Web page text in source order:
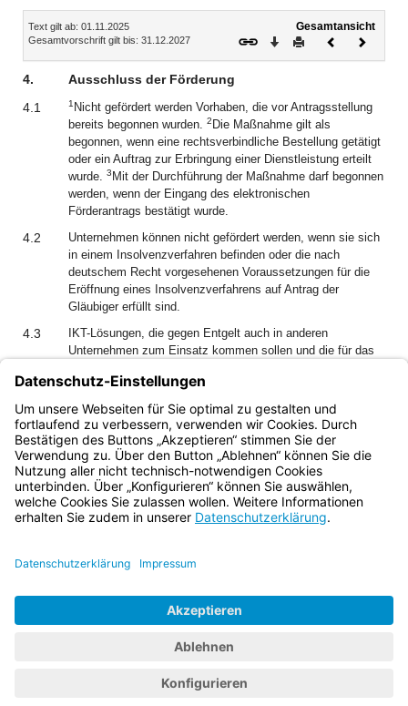
Inhalt
Text gilt ab: 01.11.2025
Gesamtvorschrift gilt bis: 31.12.2027
Gesamtansicht
Download
DruckenVorheriges
4.
Ausschluss der Förderung
4.1
1 Nicht gefördert werden Vorhaben, die vor Antragsstellung
bereits begonnen wurden. 2 Die Maßnahme gilt als
begonnen, wenn eine rechtsverbindliche Bestellung getätigt
oder ein Auftrag zur Erbringung einer Dienstleistung erteilt
wurde. 3 Mit der Durchführung der Maßnahme darf begonnen
werden, wenn der Eingang des elektronischen
Förderantrags bestätigt wurde.
4.2
Unternehmen können nicht gefördert werden, wenn sie sich
in einem Insolvenzverfahren befinden oder die nach
deutschem Recht vorgesehenen Voraussetzungen für die
Eröffnung eines Insolvenzverfahrens auf Antrag der
Gläubiger erfüllt sind.
4.3
IKT-Lösungen, die gegen Entgelt auch in anderen
Unternehmen zum Einsatz kommen sollen und die für das
2 der Richtlinie darstellen, sind zur Vermeidung einer
möglichen Doppelförderung von der Förderung
ausgeschlossen.
Bayern.de
BayernPortal
Impressum